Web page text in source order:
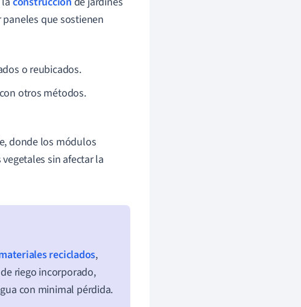
que sostienen
o reubicados.
otros métodos.
donde los módulos
sin afectar la
reciclados,
riego incorporado,
con minimal pérdida.